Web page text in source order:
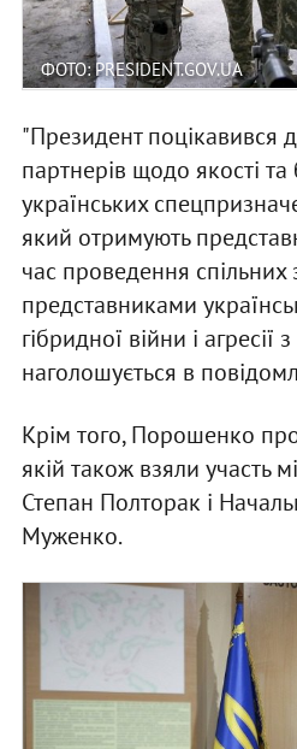
ФОТО: PRESIDENT.GOV.UA
"Президент поцікавився
партнерів щодо якості та
українських
який отримують
час проведення спільних
представниками
гібридної війни і агресії
наголошується в
Крім того, Порошенко
якій також взяли участь
Степан Полторак і
Муженко.